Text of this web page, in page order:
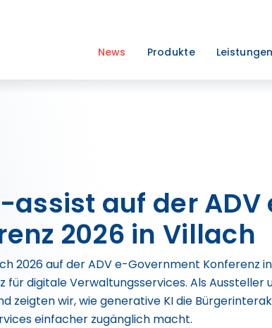
News Produkte Leistungen
assist auf der
2026 in Villach
2026 auf der ADV e-Government Konferenz
für digitale Verwaltungsservices. Als
zeigten wir, wie generative KI die
einfacher zugänglich macht.